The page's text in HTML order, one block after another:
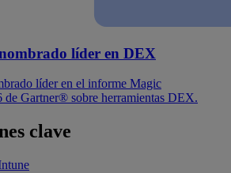
líder en DEX
líder en el informe Magic
Gartner® sobre herramientas DEX.
clave